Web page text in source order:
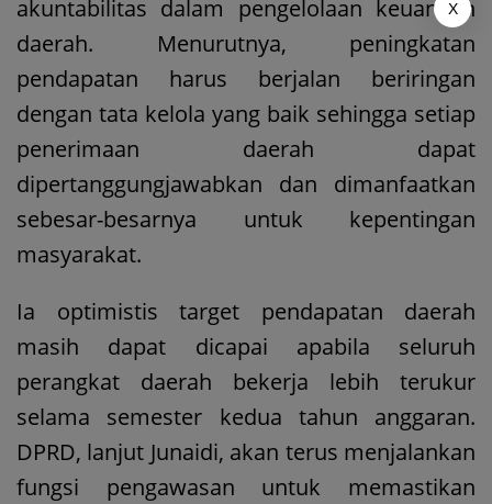
akuntabilitas dalam pengelolaan keuangan
daerah. Menurutnya, peningkatan
pendapatan harus berjalan beriringan
dengan tata kelola yang baik sehingga setiap
penerimaan daerah dapat
dipertanggungjawabkan dan dimanfaatkan
sebesar-besarnya untuk kepentingan
masyarakat.
Ia optimistis target pendapatan daerah
masih dapat dicapai apabila seluruh
perangkat daerah bekerja lebih terukur
selama semester kedua tahun anggaran.
DPRD, lanjut Junaidi, akan terus menjalankan
fungsi pengawasan untuk memastikan
X